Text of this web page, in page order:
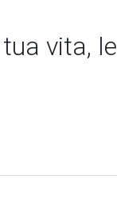
vita, le